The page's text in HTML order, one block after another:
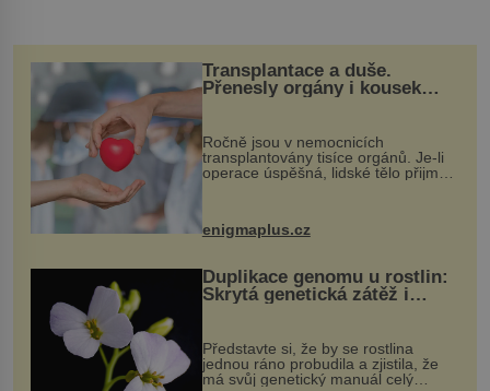
Transplantace a duše.
Přenesly orgány i kousek
Ročně jsou v nemocnicích
transplantovány tisíce orgánů. Je-li
operace úspěšná, lidské tělo přijme
enigmaplus.cz
Duplikace genomu u rostlin:
Skrytá genetická zátěž i
Představte si, že by se rostlina
jednou ráno probudila a zjistila, že
má svůj genetický manuál celý